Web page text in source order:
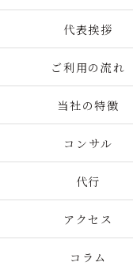
代表挨拶
ご利用の流れ
当社の特徴
コンサル
代行
アクセス
コラム